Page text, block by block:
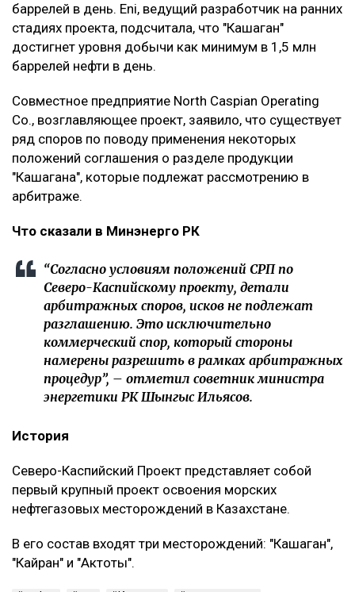
баррелей в день. Eni, ведущий разработчик на ранних
стадиях проекта, подсчитала, что "Кашаган"
достигнет уровня добычи как минимум в 1,5 млн
баррелей нефти в день.
Совместное предприятие North Caspian Operating
Co., возглавляющее проект, заявило, что существует
ряд споров по поводу применения некоторых
положений соглашения о разделе продукции
"Кашагана", которые подлежат рассмотрению в
арбитраже.
Что сказали в Минэнерго РК
“Согласно условиям положений СРП по
Северо-Каспийскому проекту, детали
арбитражных споров, исков не подлежат
разглашению. Это исключительно
коммерческий спор, который стороны
намерены разрешить в рамках арбитражных
процедур”, – отметил советник министра
энергетики РК Шынгыс Ильясов.
История
Северо-Каспийский Проект представляет собой
первый крупный проект освоения морских
нефтегазовых месторождений в Казахстане.
В его состав входят три месторождений: "Кашаган",
"Кайран" и "Актоты".